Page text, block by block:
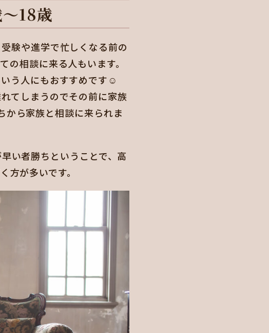
18歳
験や進学で忙しくなる前の
相談に来る人もいます。
う人にもおすすめです☺️
てしまうのでその前に家族
から家族と相談に来られま
い者勝ちということで、高
が多いです。